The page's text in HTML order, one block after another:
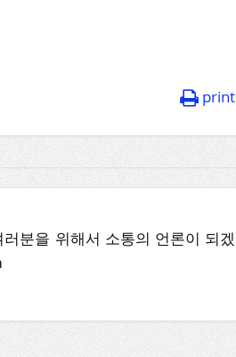
print
분을 위해서 소통의 언론이 되겠